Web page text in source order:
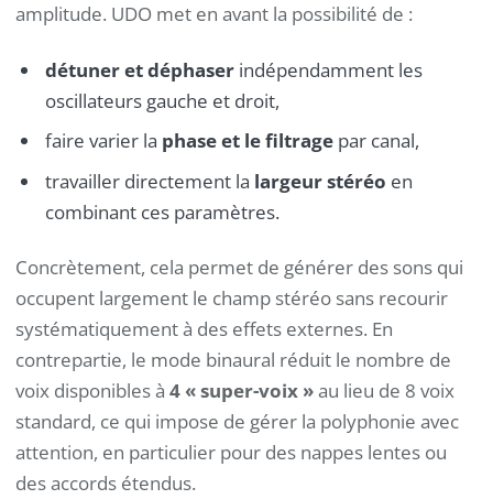
amplitude. UDO met en avant la possibilité de :
détuner et déphaserindépendamment les
oscillateurs gauche et droit,
faire varier la phase et le filtragepar canal,
travailler directement la largeur stéréo en
combinant ces paramètres.
Concrètement, cela permet de générer des sons qui
occupent largement le champ stéréo sans recourir
systématiquement à des effets externes. En
contrepartie, le mode binaural réduit le nombre de
voix disponibles à 4 « super-voix »au lieu de 8 voix
standard, ce qui impose de gérer la polyphonie avec
attention, en particulier pour des nappes lentes ou
des accords étendus.